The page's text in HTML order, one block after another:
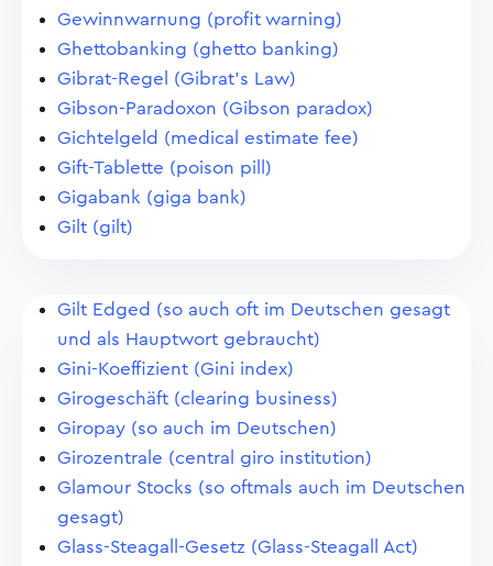
Gewinnwarnung (profit warning)
Ghettobanking (ghetto banking)
Gibrat-Regel (Gibrat's Law)
Gibson-Paradoxon (Gibson paradox)
Gichtelgeld (medical estimate fee)
Gift-Tablette (poison pill)
Gigabank (giga bank)
Gilt (gilt)
Gilt Edged (so auch oft im Deutschen gesagt
und als Hauptwort gebraucht)
Gini-Koeffizient (Gini index)
Girogeschäft (clearing business)
Giropay (so auch im Deutschen)
Girozentrale (central giro institution)
Glamour Stocks (so oftmals auch im Deutschen
gesagt)
Glass-Steagall-Gesetz (Glass-Steagall Act)